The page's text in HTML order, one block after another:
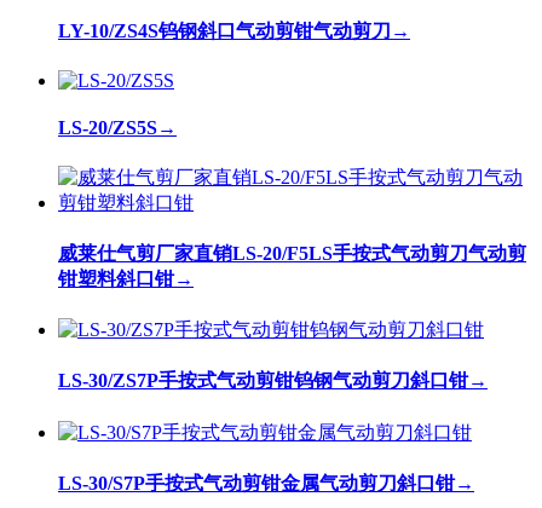
LY-10/ZS4S钨钢斜口气动剪钳气动剪刀 →
LS-20/ZS5S→
威莱仕气剪厂家直销LS-20/F5LS手按式气动剪刀气动剪
钳塑料斜口钳→
LS-30/ZS7P手按式气动剪钳钨钢气动剪刀斜口钳→
LS-30/S7P手按式气动剪钳金属气动剪刀斜口钳→